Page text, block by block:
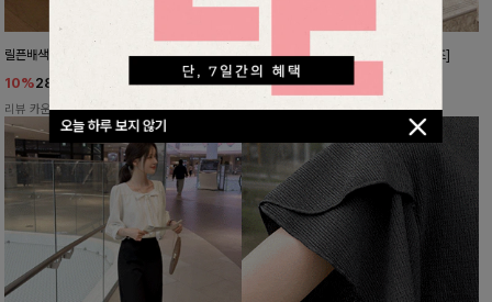
오늘 하루 보지 않기
릴픈배색 링클블라우스
10%28,800 31,900원
리뷰 카운트 영역
멋진핏완성 일자배기슬랙스[S,M,L사이즈]
10%29,700원32,900원
리뷰 카운트 영역